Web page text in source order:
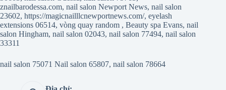
znailbarodessa.com, nail salon Newport News, nail salon
23602, https://magicnailllcnewportnews.com/, eyelash
extensions 06514, vòng quay random , Beauty spa Evans, nail
salon Hingham, nail salon 02043, nail salon 77494, nail salon
33311
nail salon 75071 Nail salon 65807, nail salon 78664